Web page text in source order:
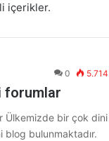
içerikler.
0 5.714
forumlar
Ülkemizde bir çok dini
bulunmaktadır.